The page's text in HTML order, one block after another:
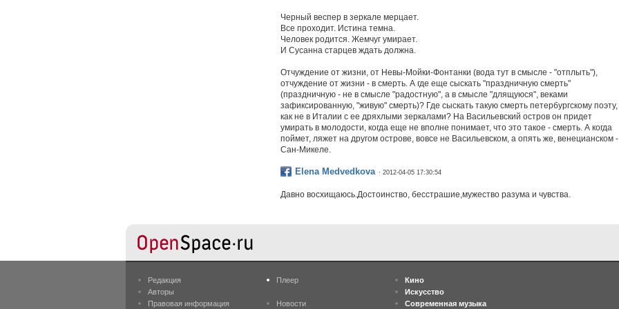
Черный веспер в зеркале мерцает.
Bсе проходит. Истина темна.
Человек родится. Жемчуг умирает.
И Сусанна старцев ждать должна.
Отчуждение от жизни, от Невы-Мойки-Фонтанки (вода тут в смысле - "отплыть"),
отчуждение от жизни - в смерть. А где еще сыскать "праздничную смерть"
(праздничную - не в смысле "радостную", а в смысле "длящуюся", веками
зафиксированную, "живую" смерть)? Где сыскать такую смерть петербургскому поэту,
как не в Италии с ее дряхлыми зеркалами? На Васильевский остров он придет
умирать в молодости, когда еще не вполне понимает, что это такое - смерть. А когда
поймет, ляжет на другом острове, вовсе не Васильевском, а опять же, венецианском -
Сан-Микеле.
Elena Medvedkova · 2012-04-05 17:30:54
Давно восхищаюсь.Достоинство, бесстрашие,мужество разума и чувства.
Редакция
Авторы
Правовая информация
Плеер
Новости
Кино
Искусство
Современная музыка